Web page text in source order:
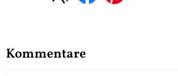
Kommentare